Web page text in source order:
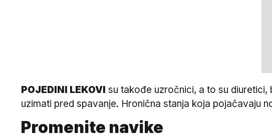
POJEDINI LEKOVI su takođe uzročnici, a to su
uzimati pred spavanje. Hronična stanja koja pojačavaju
Promenite navike